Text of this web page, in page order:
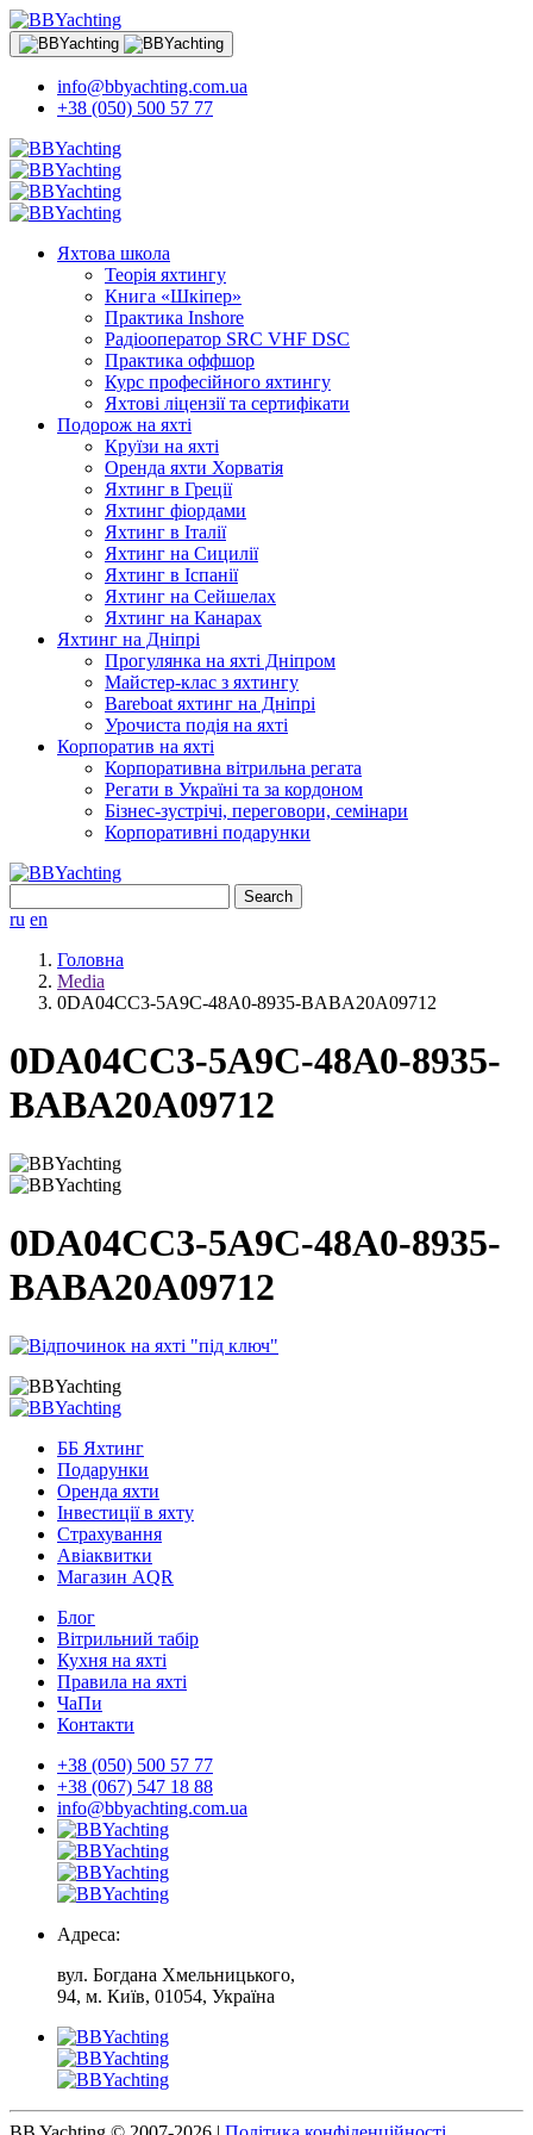
info@bbyachting.com.ua
+38 (050) 500 57 77
Яхтова школа
Теорія яхтингу
Книга «Шкіпер»
Практика Inshore
Радіооператор SRC VHF DSC
Практика оффшор
Курс професійного яхтингу
Яхтові ліцензії та сертифікати
Подорож на яхті
Круїзи на яхті
Оренда яхти Хорватія
Яхтинг в Греції
Яхтинг фіордами
Яхтинг в Італії
Яхтинг на Сицилії
Яхтинг в Іспанії
Яхтинг на Сейшелах
Яхтинг на Канарах
Яхтинг на Дніпрі
Прогулянка на яхті Дніпром
Майстер-клас з яхтингу
Bareboat яхтинг на Дніпрі
Урочиста подія на яхті
Корпоратив на яхті
Корпоративна вітрильна регата
Регати в Україні та за кордоном
Бізнес-зустрічі, переговори, семінари
Корпоративні подарунки
for:
ru en
Головна
Media
0DA04CC3-5A9C-48A0-8935-BABA20A09712
0DA04CC3-5A9C-48A0-8935-
BABA20A09712
0DA04CC3-5A9C-48A0-8935-
BABA20A09712
ББ Яхтинг
Подарунки
Оренда яхти
Інвестиції в яхту
Страхування
Авіаквитки
Магазин AQR
Блог
Вітрильний табір
Кухня на яхті
Правила на яхті
ЧаПи
Контакти
+38 (050) 500 57 77
+38 (067) 547 18 88
info@bbyachting.com.ua
Адреса:
вул. Богдана Хмельницького,
94, м. Київ, 01054, Україна